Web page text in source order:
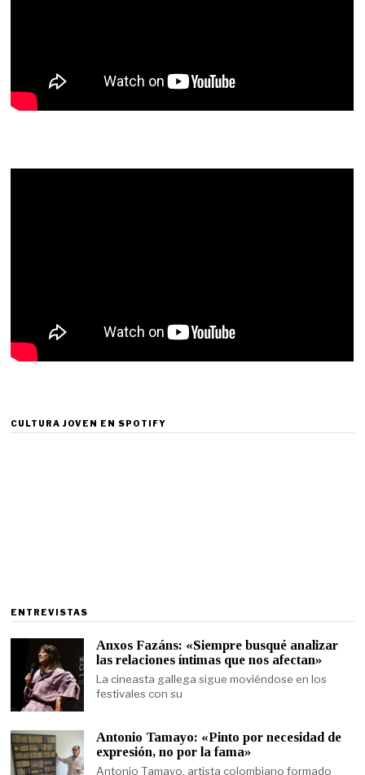
CULTURA JOVEN EN SPOTIFY
ENTREVISTAS
Anxos Fazáns: «Siempre busqué analizar
las relaciones íntimas que nos afectan»
La cineasta gallega sigue moviéndose en los
festivales con su
Antonio Tamayo: «Pinto por necesidad de
expresión, no por la fama»
Antonio Tamayo, artista colombiano formado